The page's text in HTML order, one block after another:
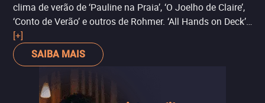
clima de verão de ‘Pauline na Praia’, ‘O Joelho de Claire’,
‘Conto de Verão’ e outros de Rohmer. ‘All Hands on Deck’
faz uma bonita homenagem ao realizador francês
referência na nouvelle vague. Brac traz um filme leve,
divertido e que facilmente poderia ter visto lançado nos
entristece quando começam a subir os créditos.
[+]
SAIBA MAIS